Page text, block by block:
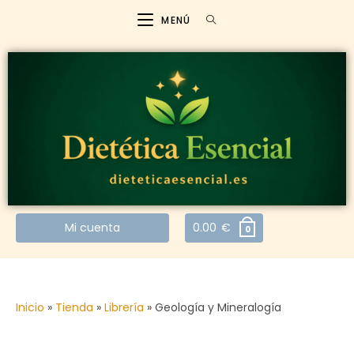
MENÚ
Mi cuenta 0.00 € 0
Inicio » Tienda » Librería » Geología y Mineralogía